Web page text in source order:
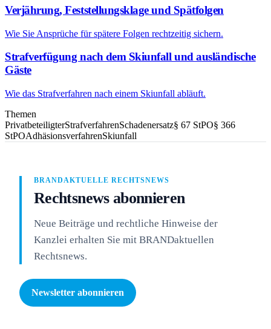
Verjährung, Feststellungsklage und Spätfolgen
Wie Sie Ansprüche für spätere Folgen rechtzeitig sichern.
Strafverfügung nach dem Skiunfall und ausländische
Gäste
Wie das Strafverfahren nach einem Skiunfall abläuft.
Themen
PrivatbeteiligterStrafverfahrenSchadenersatz§ 67 StPO§ 366
StPOAdhäsionsverfahrenSkiunfall
BRANDAKTUELLE RECHTSNEWS
Rechtsnews abonnieren
Neue Beiträge und rechtliche Hinweise der
Kanzlei erhalten Sie mit BRANDaktuellen
Rechtsnews.
Newsletter abonnieren